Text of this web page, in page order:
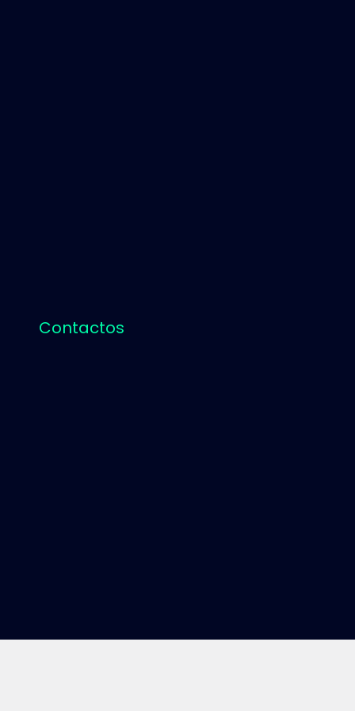
Contactos